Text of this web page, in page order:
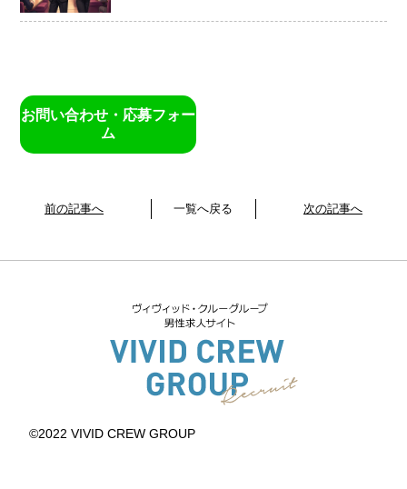
お問い合わせ・応募フォー
ム
前の記事へ 一覧へ戻る 次の記事へ
©2022 VIVID CREW GROUP